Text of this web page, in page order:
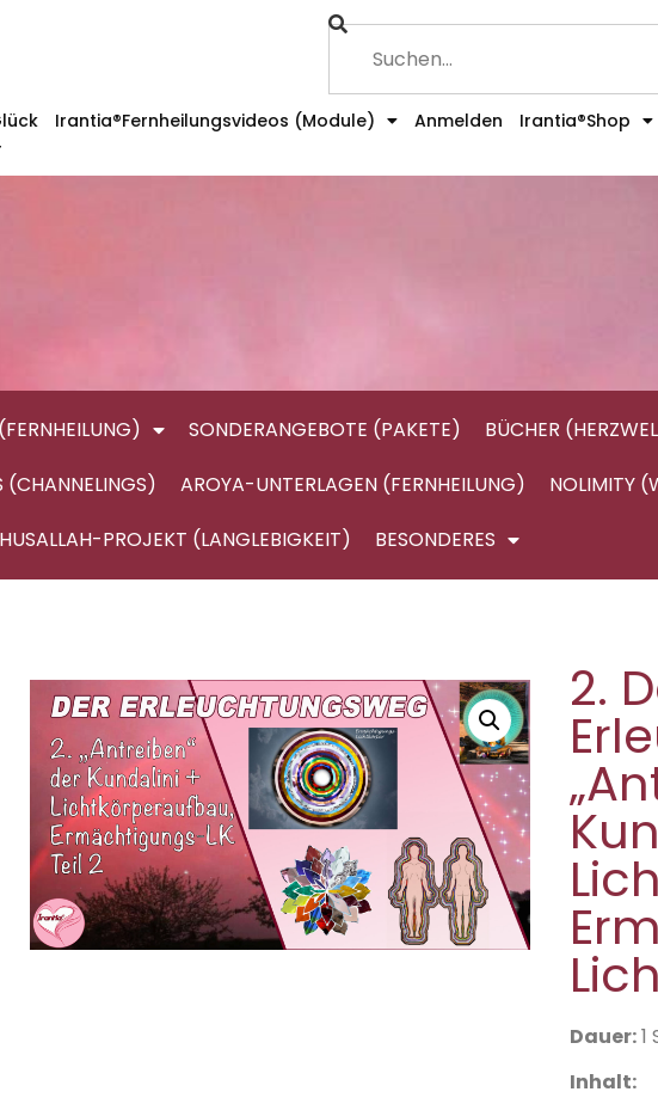
Irantia®Fernheilungsvideos (Module) Anmelden Irantia®Shop
SONDERANGEBOTE (PAKETE)
BÜCHER
(CHANNELINGS) AROYA-UNTERLAGEN (FERNHEILUNG)
NOLIMITY
PROJEKT (LANGLEBIGKEIT)
BESONDERES
2.
Dauer:1
Inhalt: